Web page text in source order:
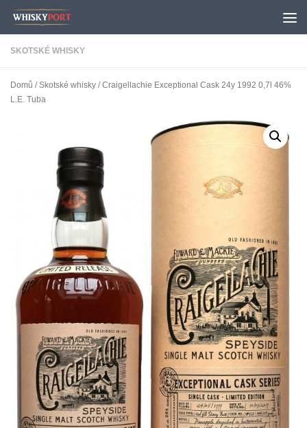
Skip to content
SKOTSKÉ WHISKY
Domů /Skotské whisky / Craigellachie Exceptional Cask 24y 1992 0,7l 46%
L.E. Tuba